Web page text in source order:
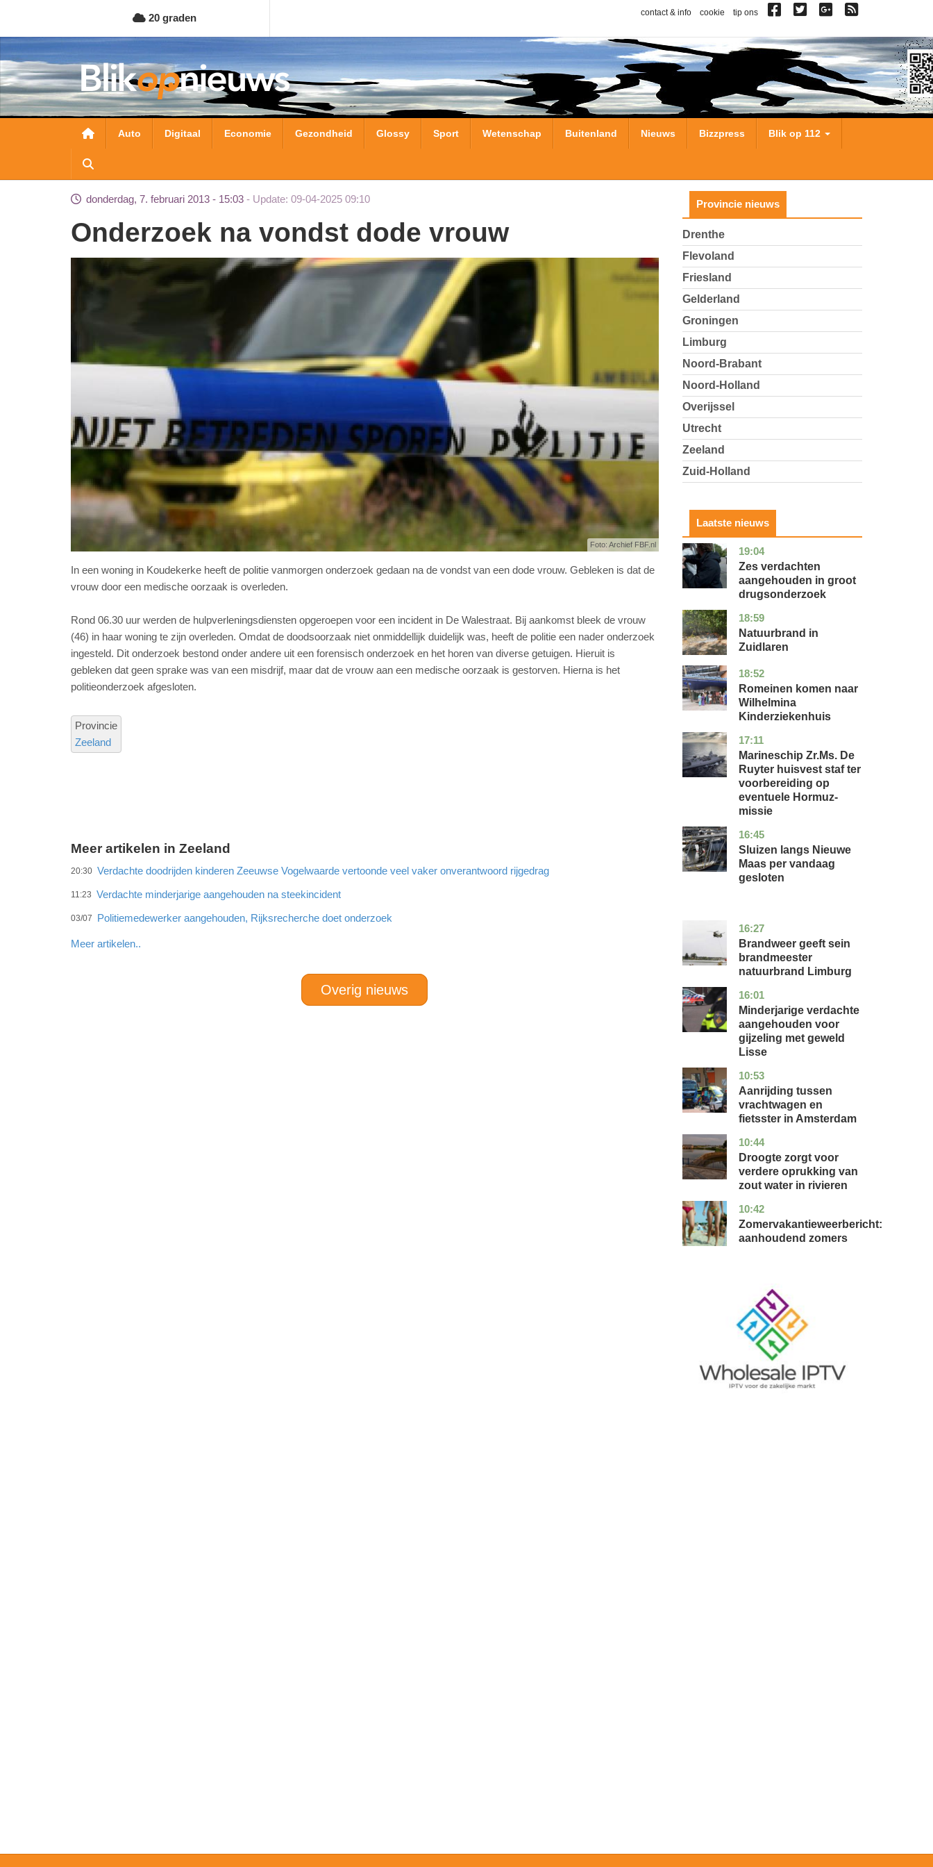
naar
de
inhoud
gaan
20 graden contact & info cookie tip ons
Hoofdnavigatie
Auto Digitaal Economie Gezondheid Glossy Sport Wetenschap Buitenland Nieuws Bizzpress Blik op 112
donderdag, 7. februari 2013 - 15:03 Update: 09-04-2025 09:10
Onderzoek na vondst dode vrouw
Foto: Archief FBF.nl
In een woning in Koudekerke heeft de politie vanmorgen onderzoek gedaan na de vondst van een dode vrouw. Gebleken is dat de
vrouw door een medische oorzaak is overleden.
Rond 06.30 uur werden de hulpverleningsdiensten opgeroepen voor een incident in De Walestraat. Bij aankomst bleek de vrouw
(46) in haar woning te zijn overleden. Omdat de doodsoorzaak niet onmiddellijk duidelijk was, heeft de politie een nader onderzoek
ingesteld. Dit onderzoek bestond onder andere uit een forensisch onderzoek en het horen van diverse getuigen. Hieruit is
gebleken dat geen sprake was van een misdrijf, maar dat de vrouw aan een medische oorzaak is gestorven. Hierna is het
politieonderzoek afgesloten.
Provincie
Zeeland
Meer artikelen in Zeeland
20:30 Verdachte doodrijden kinderen Zeeuwse Vogelwaarde vertoonde veel vaker onverantwoord rijgedrag
11:23 Verdachte minderjarige aangehouden na steekincident
03/07 Politiemedewerker aangehouden, Rijksrecherche doet onderzoek
Meer artikelen..
Overig nieuws
Provincie nieuws
Drenthe
Flevoland
Friesland
Gelderland
Groningen
Limburg
Noord-Brabant
Noord-Holland
Overijssel
Utrecht
Zeeland
Zuid-Holland
Laatste nieuws
19:04
zuid-
holland
nieuws
Zes verdachten
aangehouden in groot
drugsonderzoek
18:59
drenthe
nieuws
Natuurbrand in
Zuidlaren
18:52
utrecht
nieuws
Romeinen komen naar
Wilhelmina
Kinderziekenhuis
17:11
zuid-
holland
nieuws
Marineschip Zr.Ms. De
Ruyter huisvest staf ter
voorbereiding op
eventuele Hormuz-
missie
16:45
zuid-
holland
nieuws
Sluizen langs Nieuwe
Maas per vandaag
gesloten
16:27
limburg
nieuws
Brandweer geeft sein
brandmeester
natuurbrand Limburg
16:01
zuid-
holland
nieuws
Minderjarige verdachte
aangehouden voor
gijzeling met geweld
Lisse
10:53
noord-
holland
nieuws
Aanrijding tussen
vrachtwagen en
fietsster in Amsterdam
10:44
gelderland
nieuws
Droogte zorgt voor
verdere oprukking van
zout water in rivieren
10:42
utrecht
nieuws
Zomervakantieweerbericht:
aanhoudend zomers